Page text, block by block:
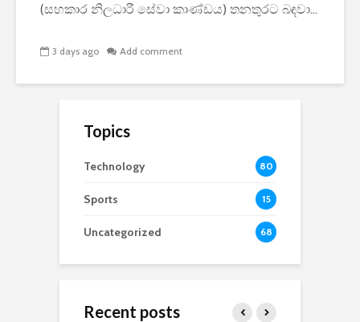
(සහකාර නිලධාරී සේවා කාණ්ඩය) තනතුරට බඳවා...
3 days ago Add comment
Topics
Technology 80
Sports 15
Uncategorized 68
Recent posts